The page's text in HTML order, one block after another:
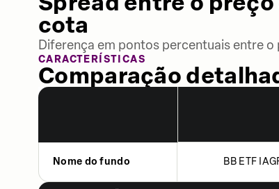
cota
Diferença em pontos percentuais entre
CARACTERÍSTICAS
Comparação
Nome do fundo BB ETF